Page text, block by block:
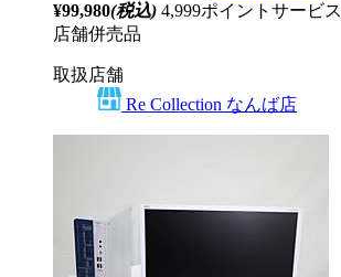
¥99,980(税込) 4,999ポイントサービス
店舗併売品
取扱店舗
Re Collection なんば店